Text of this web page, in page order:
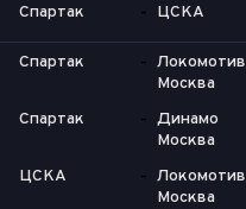
Спартак - ЦСКА
Спартак - Локомотив
Москва
Спартак
- Динамо
Москва
ЦСКА
- Локомотив
Москва